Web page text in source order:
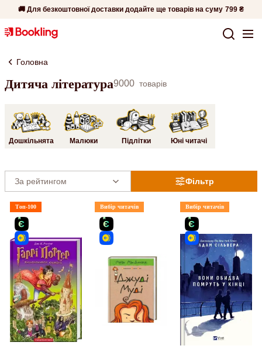
🚚 Для безкоштовної доставки додайте ще товарів на суму 799 ₴
Головна
Дитяча література9000 товарів
Дошкільнята Малюки Підлітки Юні читачі
Фільтр
Топ-100 Вибір читачів Вибір читачів